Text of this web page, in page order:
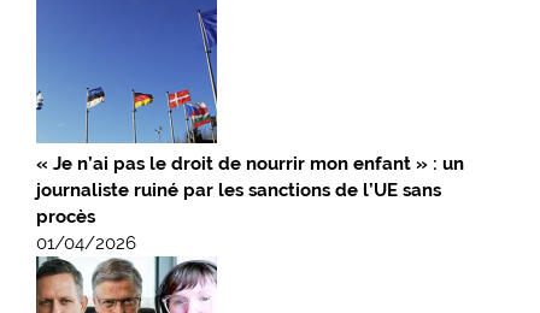
« Je n’ai pas le droit de nourrir mon enfant » : un
journaliste ruiné par les sanctions de l’UE sans
procès
01/04/2026